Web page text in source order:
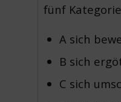
fünf
A sich
B sich
C sich